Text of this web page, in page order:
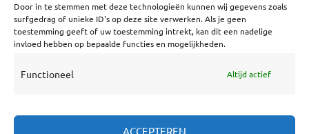
Door in te stemmen met deze technologieën kunnen wij gegevens zoals
surfgedrag of unieke ID's op deze site verwerken. Als je geen
toestemming geeft of uw toestemming intrekt, kan dit een nadelige
invloed hebben op bepaalde functies en mogelijkheden.
Functioneel Altijd actief
ACCEPTEREN
Coöperatief Cultureel Persbureau U.A. | Salzburg 29 |
3524KS Utrecht | KvK: 55573592 |Btw: